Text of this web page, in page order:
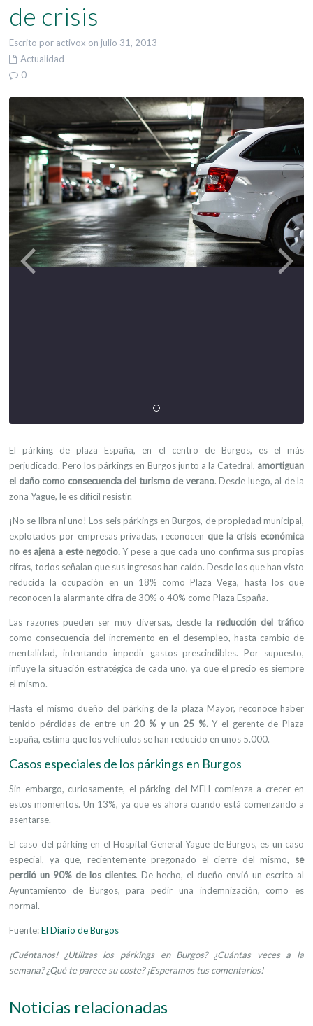
de crisis
Escrito por activox on julio 31, 2013
Actualidad
0
El párking de plaza España, en el centro de Burgos, es el más
perjudicado. Pero los párkings en Burgos junto a la Catedral, amortiguan
el daño como consecuencia del turismo de verano. Desde luego, al de la
zona Yagüe, le es difícil resistir.
¡No se libra ni uno! Los seis párkings en Burgos, de propiedad municipal,
explotados por empresas privadas, reconocen que la crisis económica
no es ajena a este negocio.Y pese a que cada uno confirma sus propias
cifras, todos señalan que sus ingresos han caído. Desde los que han visto
reducida la ocupación en un 18% como Plaza Vega, hasta los que
reconocen la alarmante cifra de 30% o 40% como Plaza España.
Las razones pueden ser muy diversas, desde lareducción del tráfico
como consecuencia del incremento en el desempleo, hasta cambio de
mentalidad, intentando impedir gastos prescindibles. Por supuesto,
influye la situación estratégica de cada uno, ya que el precio es siempre
el mismo.
Hasta el mismo dueño del párking de la plaza Mayor, reconoce haber
tenido pérdidas de entre un 20 % y un 25 %.Y el gerente de Plaza
España, estima que los vehículos se han reducido en unos 5.000.
Casos especiales de los párkings en Burgos
Sin embargo, curiosamente, el párking del MEH comienza a crecer en
estos momentos. Un 13%, ya que es ahora cuando está comenzando a
asentarse.
El caso del párking en el Hospital General Yagüe de Burgos, es un caso
especial, ya que, recientemente pregonado el cierre del mismo, se
perdió un 90% de los clientes. De hecho, el dueño envió un escrito al
Ayuntamiento de Burgos, para pedir una indemnización, como es
normal.
Fuente:El Diario de Burgos
¡Cuéntanos! ¿Utilizas los párkings en Burgos? ¿Cuántas veces a la
semana? ¿Qué te parece su coste? ¡Esperamos tus comentarios!
Noticias relacionadas